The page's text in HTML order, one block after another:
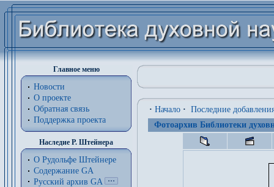
Главное меню
Новости
О проекте
Обратная связь
Поддержка проекта
Наследие Р. Штейнера
О Рудольфе Штейнере
Содержание GA
Русский архив GA
· Начало · Последние
Фотоархив Библиотеки